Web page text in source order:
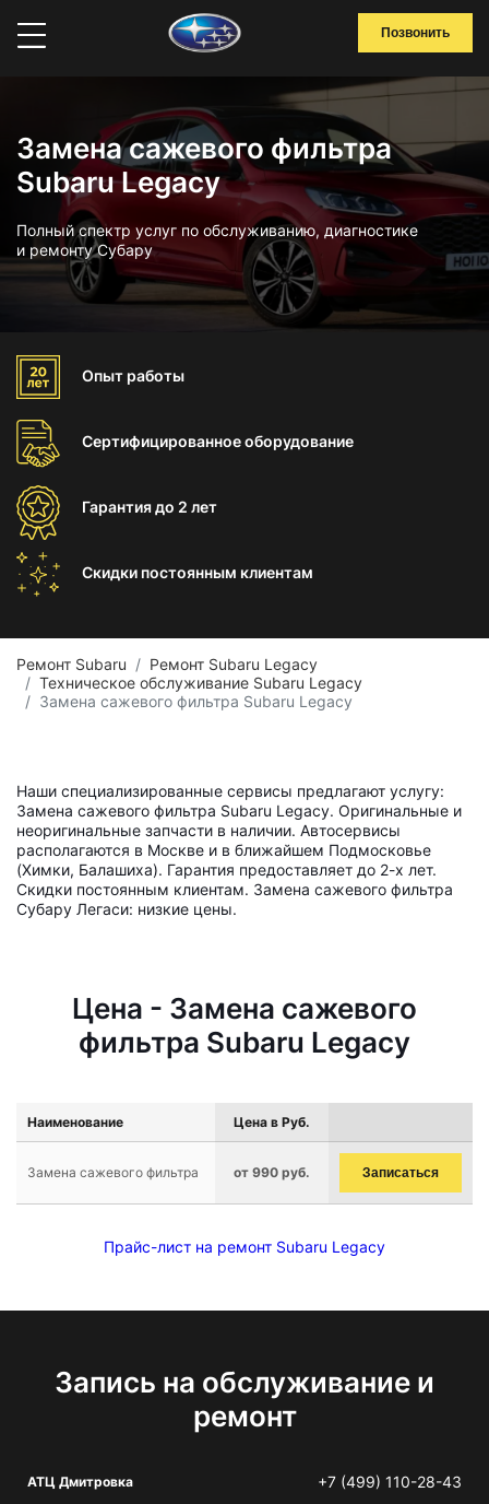
Позвонить
Замена сажевого фильтра
Subaru Legacy
Полный спектр услуг по обслуживанию, диагностике
и ремонту Субару
Опыт работы
Сертифицированноеоборудование
Гарантиядо 2 лет
Скидки постоянным клиентам
Ремонт Subaru
Ремонт Subaru Legacy
Техническое обслуживание Subaru Legacy
Замена сажевого фильтра Subaru Legacy
Наши специализированные сервисы предлагают услугу:
Замена сажевого фильтра Subaru Legacy. Оригинальные и
неоригинальные запчасти в наличии. Автосервисы
располагаются в Москве и в ближайшем Подмосковье
(Химки, Балашиха). Гарантия предоставляет до 2-х лет.
Скидки постоянным клиентам. Замена сажевого фильтра
Субару Легаси: низкие цены.
Цена - Замена сажевого
фильтра Subaru Legacy
Наименование Цена в Руб.
Замена сажевого фильтра от 990 руб. Записаться
Прайс-лист на ремонт Subaru Legacy
Запись на обслуживание и
ремонт
АТЦ Дмитровка +7 (499) 110-28-43